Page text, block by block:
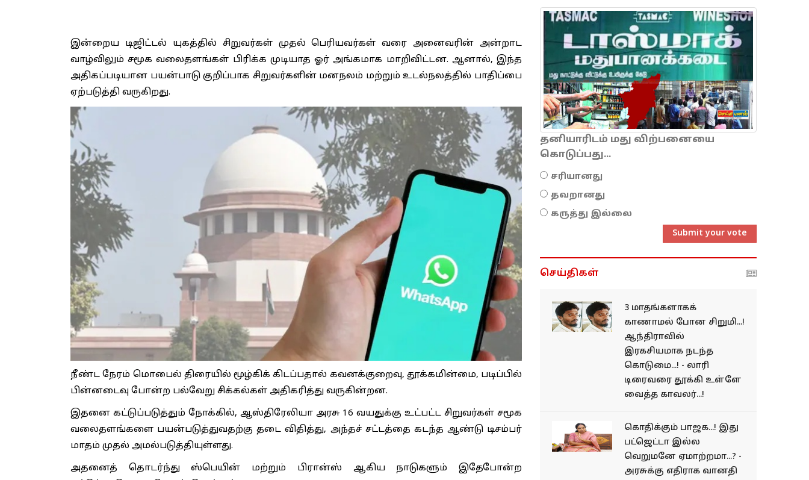
இன்றைய டிஜிட்டல் யுகத்தில் சிறுவர்கள் முதல் பெரியவர்கள் வரை அனைவரின் அன்றாட
வாழ்விலும் சமூக வலைதளங்கள் பிரிக்க முடியாத ஓர் அங்கமாக மாறிவிட்டன. ஆனால், இந்த
அதிகப்படியான பயன்பாடு குறிப்பாக சிறுவர்களின் மனநலம் மற்றும் உடல்நலத்தில் பாதிப்பை
ஏற்படுத்தி வருகிறது.
நீண்ட நேரம் மொபைல் திரையில் மூழ்கிக் கிடப்பதால் கவனக்குறைவு, தூக்கமின்மை, படிப்பில்
பின்னடைவு போன்ற பல்வேறு சிக்கல்கள் அதிகரித்து வருகின்றன.
இதனை கட்டுப்படுத்தும் நோக்கில், ஆஸ்திரேலியா அரசு 16 வயதுக்கு உட்பட்ட சிறுவர்கள் சமூக
வலைதளங்களை பயன்படுத்துவதற்கு தடை விதித்து, அந்தச் சட்டத்தை கடந்த ஆண்டு டிசம்பர்
மாதம் முதல் அமல்படுத்தியுள்ளது.
அதனைத் தொடர்ந்து ஸ்பெயின் மற்றும் பிரான்ஸ் ஆகிய நாடுகளும் இதேபோன்ற
தனியாரிடம் மது விற்பனையை
கொடுப்பது...
சரியானது
தவறானது
கருத்து இல்லை
Submit your vote
செய்திகள்
3 மாதங்களாகக்
காணாமல் போன சிறுமி...!
ஆந்திராவில்
இரகசியமாக நடந்த
கொடுமை...! - லாரி
டிரைவரை தூக்கி உள்ளே
வைத்த காவலர்...!
கொதிக்கும் பாஜக...! இது
பட்ஜெட்டா இல்ல
வெறுமனே ஏமாற்றமா...? -
அரசுக்கு எதிராக வானதி